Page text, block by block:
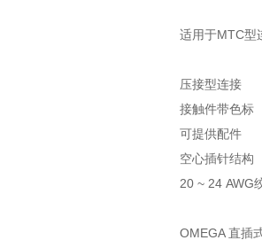
适用于MTC型
压接型连接
接触件带色标
可提供配件
空心插针结构
20 ~ 24 AWG
OMEGA 直插